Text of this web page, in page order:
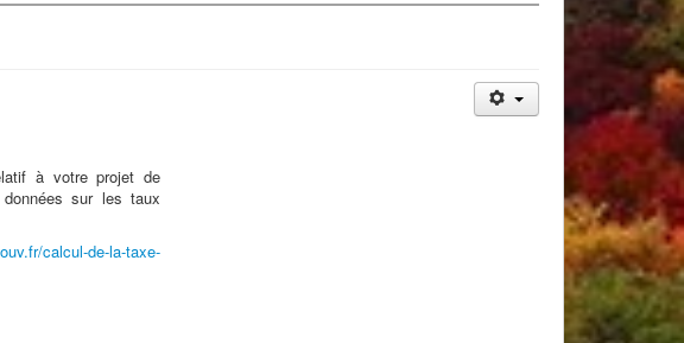
à votre projet de
sur les taux
calcul-de-la-taxe-